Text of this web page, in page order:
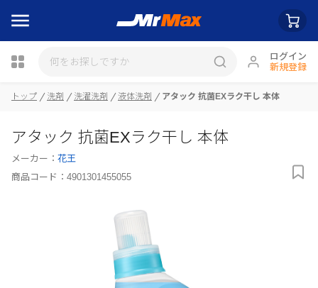
ログイン
新規登録
トップ 洗剤 洗濯洗剤 液体洗剤 アタック 抗菌EXラク干し 本体
アタック 抗菌EXラク干し 本体
メーカー： 花王
商品コード： 4901301455055